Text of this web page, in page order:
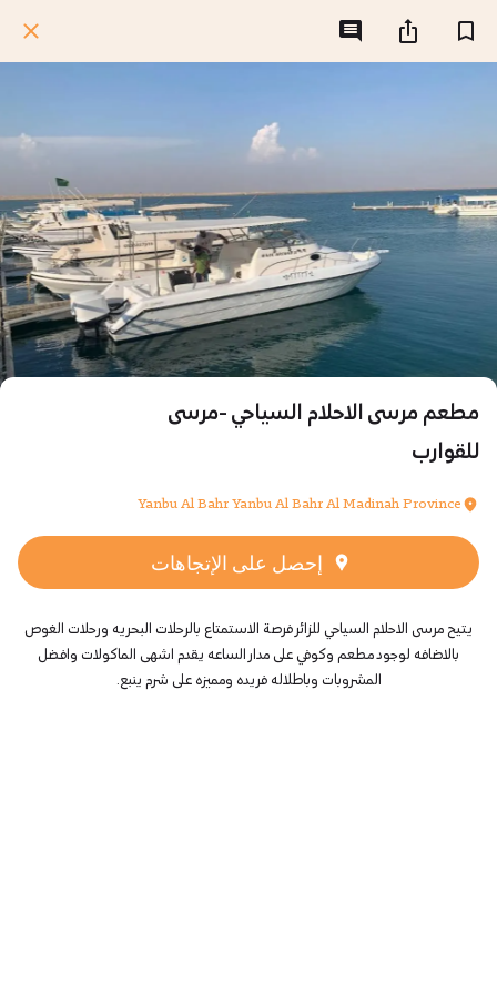
مطعم مرسى الاحلام السياحي -مرسى
للقوارب
Yanbu Al Bahr Yanbu Al Bahr Al Madinah Province
إحصل على الإتجاهات
يتيح مرسى الاحلام السياحي للزائر فرصة الاستمتاع بالرحلات البحريه ورحلات الغوص
بالاضافه لوجود مطعم وكوفي على مدار الساعه يقدم اشهى الماكولات وافضل
المشروبات وباطلاله فريده ومميزه على شرم ينبع.